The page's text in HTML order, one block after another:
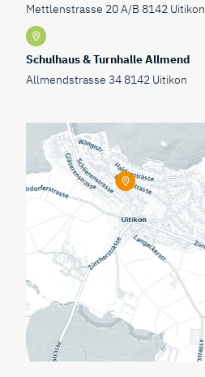
Mettlenstrasse 20 A/B 8142 Uitikon
Schulhaus & Turnhalle Allmend
Allmendstrasse 34 8142 Uitikon